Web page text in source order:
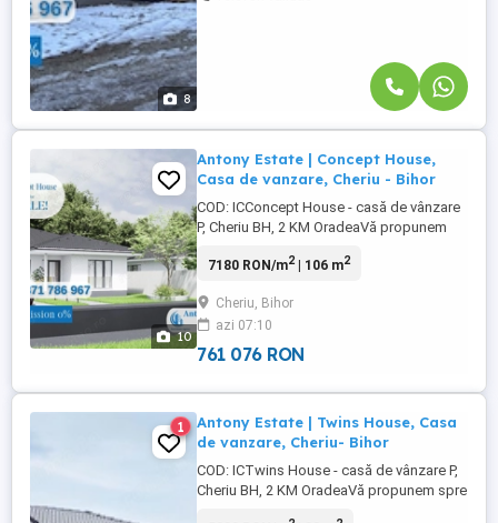
8
10
Antony Estate | Concept House,
Casa de vanzare, Cheriu - Bihor
COD: ICConcept House - casă de vânzare
P, Cheriu BH, 2 KM OradeaVă propunem
aflată la doar 2 KM de Oradea, în
proprietăți este: Concept House.Casa are
o suprafață ...
7180 RON/m2| 106 m2
Cheriu, Bihor
azi 07:10
761 076 RON
1
Antony Estate | Twins House, Casa
de vanzare, Cheriu- Bihor
COD: ICTwins House - casă de vânzare P,
Cheriu BH, 2 KM OradeaVă propunem spre